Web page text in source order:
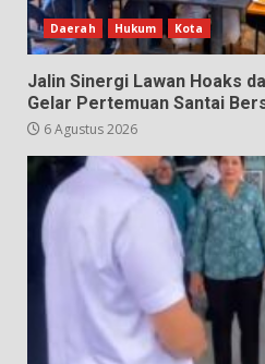
Daerah Hukum Kota
Jalin Sinergi Lawan Hoaks
Gelar Pertemuan Santai
6 Agustus 2026